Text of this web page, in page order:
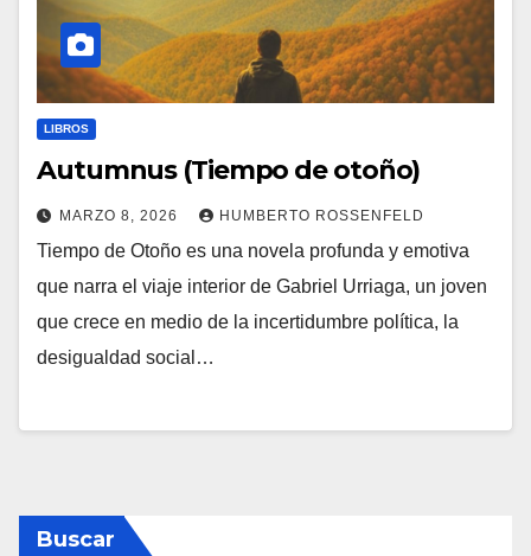
LIBROS
Autumnus (Tiempo de otoño)
MARZO 8, 2026 HUMBERTO ROSSENFELD
Tiempo de Otoño es una novela profunda y emotiva
que narra el viaje interior de Gabriel Urriaga, un joven
que crece en medio de la incertidumbre política, la
desigualdad social…
Buscar